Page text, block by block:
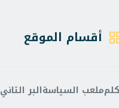
أقسام الموقع
ملعب السياسةالبر التاني